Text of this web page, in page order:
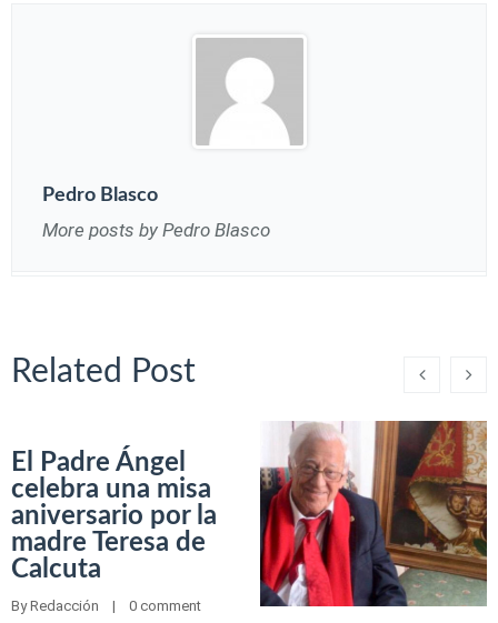
Pedro Blasco
More posts by Pedro Blasco
Related Post
El Padre Ángel
celebra una misa
aniversario por la
madre Teresa de
Calcuta
By Redacción
    |
0 comment